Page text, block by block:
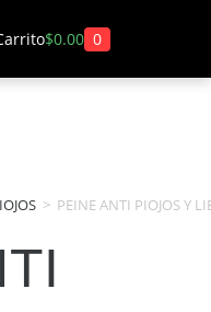
$0.00 0
> PEINE ANTI PIOJOS Y